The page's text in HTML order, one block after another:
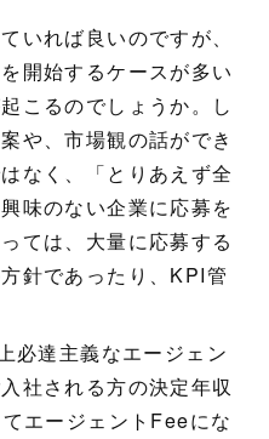
いれば良いのですが、
開始するケースが多い
こるのでしょうか。し
や、市場観の話ができ
なく、「とりあえず全
味のない企業に応募を
ては、大量に応募する
針であったり、KPI管
必達主義なエージェン
社される方の決定年収
エージェントFeeにな